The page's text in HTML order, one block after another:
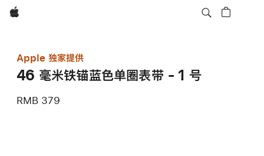
Apple
Apple 独家提供
46 毫米铁锚蓝色单圈表带 - 1 号
RMB 379